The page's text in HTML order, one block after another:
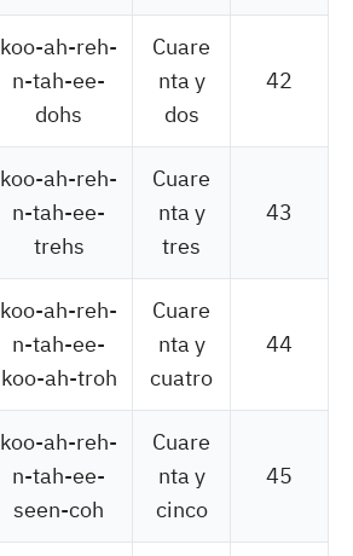
42
Cuare
nta y
dos
koo-ah-reh-
n-tah-ee-
dohs
43
Cuare
nta y
tres
koo-ah-reh-
n-tah-ee-
trehs
44
Cuare
nta y
cuatro
koo-ah-reh-
n-tah-ee-
koo-ah-troh
45
Cuare
nta y
cinco
koo-ah-reh-
n-tah-ee-
seen-coh